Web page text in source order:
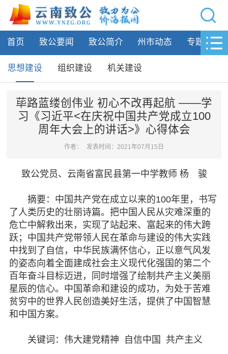
网站导航
首页
致公要闻
州市动态
专题活动
履行职责
自身建设
思想建设
组织建设
机关建设
致公风采
专委会
电子杂志
首页 致公要闻 致公简介 州市动态 专题活动
思想建设 组织建设 机关建设
荜路蓝缕创伟业 初心不改再起航 ——学
习《习近平<在庆祝中国共产党成立100
周年大会上的讲话>》心得体会
作者： 发表时间：2021年07月15日
致公党员、云南省富民县第一中学教师 杨 骏
摘要：中国共产党在成立以来的100年里，书写
了人类历史的壮丽诗篇。把中国人民从灾难深重的
危亡中解救出来，实现了站起来、富起来的伟大跨
跃；中国共产党带领人民在革命与建设的伟大实践
中找到了自信，中华民族满怀信心，正以意气风发
的姿态向着全面建成社会主义现代化强国的第二个
百年奋斗目标迈进，同时增强了绘制共产主义美丽
星辰的信心。中国革命和建设的成功，为处于苦难
贫穷中的世界人民创造美好生活，提供了中国智慧
和中国方案。
关键词：伟大建党精神 自信中国 共产主义